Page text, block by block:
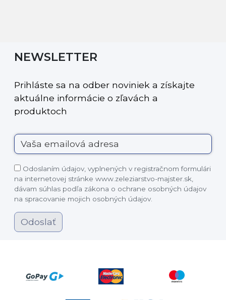
NEWSLETTER
Prihláste sa na odber noviniek a získajte
aktuálne informácie o zľavách a
produktoch
Odoslaním údajov, vyplnených v registračnom formulári
na internetovej stránke www.zeleziarstvo-majster.sk,
dávam súhlas podľa zákona o ochrane osobných údajov
na spracovanie mojich osobných údajov.
Odoslať